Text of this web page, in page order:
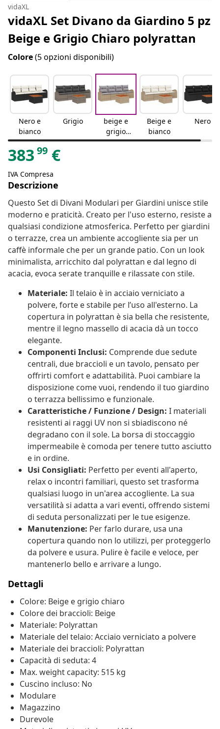
vidaXL
vidaXL Set Divano da Giardino 5 pz
Beige e Grigio Chiaro polyrattan
Colore(5 opzioni disponibili)
Nero e
bianco
Grigio
beige e
grigio
chiaro
Beige e
bianco
Nero
383 99 €
IVA Compresa
Descrizione
Questo Set di Divani Modulari per Giardini unisce stile
moderno e praticità. Creato per l'uso esterno, resiste a
qualsiasi condizione atmosferica. Perfetto per giardini
o terrazze, crea un ambiente accogliente sia per un
caffè informale che per un grande patio. Con un look
minimalista, arricchito dal polyrattan e dal legno di
acacia, evoca serate tranquille e rilassate con stile.
Materiale: Il telaio è in acciaio verniciato a
polvere, forte e stabile per l’uso all'esterno. La
copertura in polyrattan è sia bella che resistente,
mentre il legno massello di acacia dà un tocco
elegante.
Componenti Inclusi: Comprende due sedute
centrali, due braccioli e un tavolo, pensato per
offrirti comfort e adattabilità. Puoi cambiare la
disposizione come vuoi, rendendo il tuo giardino
o terrazza bellissimo e funzionale.
Caratteristiche / Funzione / Design: I materiali
resistenti ai raggi UV non si sbiadiscono né
degradano con il sole. La borsa di stoccaggio
impermeabile è comoda per tenere tutto asciutto
e in ordine.
Usi Consigliati: Perfetto per eventi all'aperto,
relax o incontri familiari, questo set trasforma
qualsiasi luogo in un'area accogliente. La sua
versatilità si adatta a vari eventi, offrendo sistemi
di seduta personalizzati per le tue esigenze.
Manutenzione: Per farlo durare, usa una
copertura quando non lo utilizzi, per proteggerlo
da polvere e usura. Pulire è facile e veloce, per
mantenerlo bello e arrivare a lungo.
Dettagli
Colore: Beige e grigio chiaro
Colore dei braccioli: Beige
Materiale: Polyrattan
Materiale del telaio: Acciaio verniciato a polvere
Materiale dei braccioli: Polyrattan
Capacità di seduta: 4
Max. weight capacity: 515 kg
Cuscino incluso: No
Modulare
Magazzino
Durevole